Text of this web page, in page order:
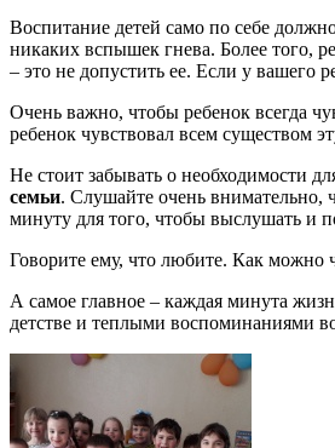
Воспитание детей само по себе
никаких вспышек гнева. Более того,
– это не допустить ее. Если у вашего
Очень важно, чтобы ребенок всегда
ребенок чувствовал всем существом
Не стоит забывать о необходимости
семьи. Слушайте очень внимательно,
минуту для того, чтобы выслушать и
Говорите ему, что любите. Как можно
А самое главное – каждая минута
детстве и теплыми воспоминаниями